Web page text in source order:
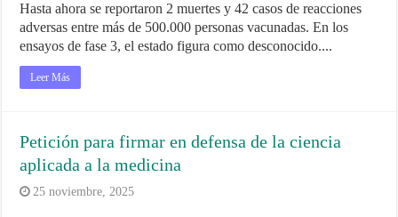
Hasta ahora se reportaron 2 muertes y 42 casos de reacciones
adversas entre más de 500.000 personas vacunadas. En los
ensayos de fase 3, el estado figura como desconocido....
Leer Más
Petición para firmar en defensa de la ciencia
aplicada a la medicina
25 noviembre, 2025